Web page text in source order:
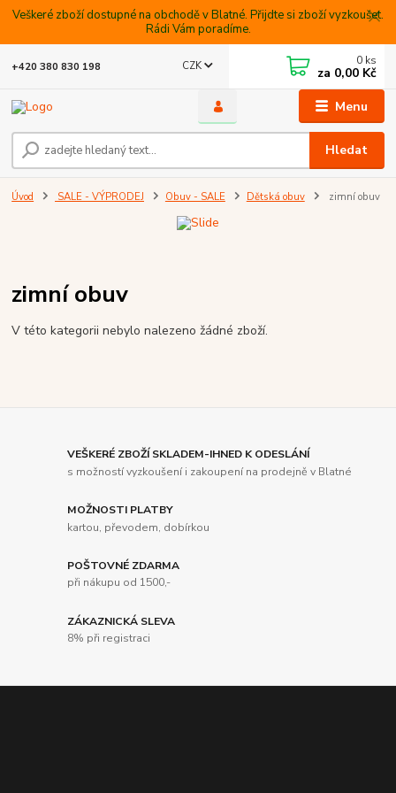
Veškeré zboží dostupné na obchodě v Blatné. Přijdte si zboží vyzkoušet.
Rádi Vám poradíme.
Menu
CZK
Hledat
+420 380 830 198 0 ks
za 0,00 Kč
Úvod SALE - VÝPRODEJ Obuv - SALE Dětská obuv zimní obuv
zimní obuv
V této kategorii nebylo nalezeno žádné zboží.
VEŠKERÉ ZBOŽÍ SKLADEM-IHNED K ODESLÁNÍ
s možností vyzkoušení i zakoupení na prodejně v Blatné
MOŽNOSTI PLATBY
kartou, převodem, dobírkou
POŠTOVNÉ ZDARMA
při nákupu od 1500,-
ZÁKAZNICKÁ SLEVA
8% při registraci